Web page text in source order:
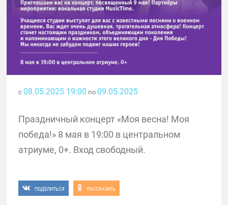
с 08.05.2025 19:00 по 09.05.2025
Праздничный концерт «Моя весна! Моя
победа!» 8 мая в 19:00 в центральном
атриуме, 0+. Вход свободный.
ПОДЕЛИТЬСЯ РАССКАЗАТЬ